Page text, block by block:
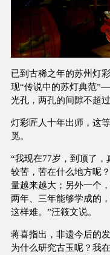
已到古稀之年的苏州灯
现“传说中的苏灯典范
光孔，两孔的间隙不超过
灯彩匠人十年出师，这
觅。
“我现在77岁，到顶了
较苦，苦在什么地方呢
量越来越大；另外一个
两年、三年能够学成的
这样难。”汪筱文说。
蒋喜指出，非遗今后的
为什么研究古玉呢？我